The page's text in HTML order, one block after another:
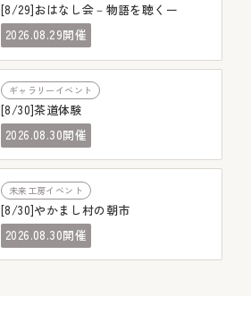
[8/29]おはなし会－物語を聴くー
2026.08.29開催
ギャラリーイベント
[8/30]茶道体験
2026.08.30開催
未来工房イベント
[8/30]やかまし村の朝市
2026.08.30開催